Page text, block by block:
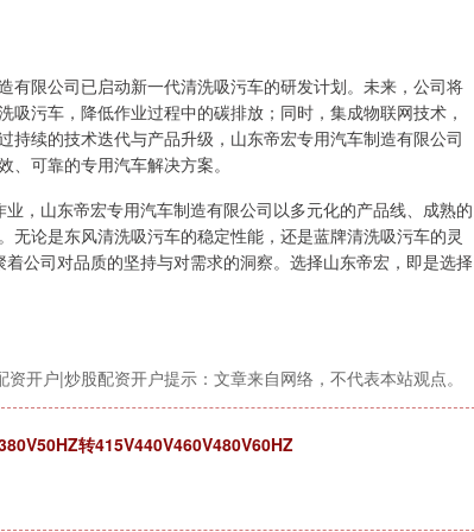
限公司已启动新一代清洗吸污车的研发计划。未来，公司将
污车，降低作业过程中的碳排放；同时，集成物联网技术，
续的技术迭代与产品升级，山东帝宏专用汽车制造有限公司
可靠的专用汽车解决方案。
，山东帝宏专用汽车制造有限公司以多元化的产品线、成熟的
论是东风清洗吸污车的稳定性能，还是蓝牌清洗吸污车的灵
公司对品质的坚持与对需求的洞察。选择山东帝宏，即是选择
资开户|炒股配资开户提示：文章来自网络，不代表本站观点。
转415V440V460V480V60HZ